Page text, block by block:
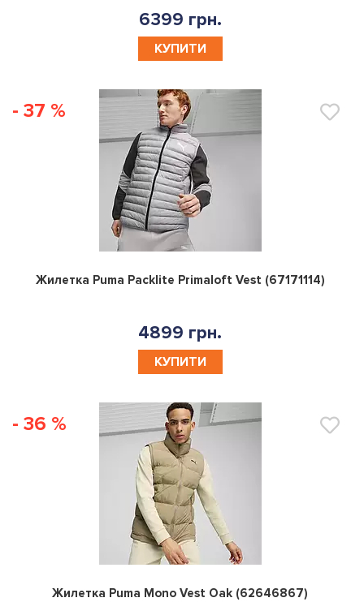
6399 грн.
КУПИТИ
- 37 %
0
Жилетка Puma Packlite Primaloft Vest (67171114)
4899 грн.
КУПИТИ
- 36 %
0
Жилетка Puma Mono Vest Oak (62646867)